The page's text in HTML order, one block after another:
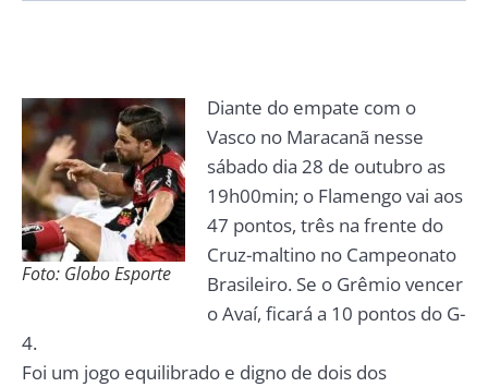
Foto: Globo Esporte
Diante do empate com o
Vasco no Maracanã nesse
sábado dia 28 de outubro as
19h00min; o Flamengo vai aos
47 pontos, três na frente do
Cruz-maltino no Campeonato
Brasileiro. Se o Grêmio vencer
o Avaí, ficará a 10 pontos do G-
4.
Foi um jogo equilibrado e digno de dois dos